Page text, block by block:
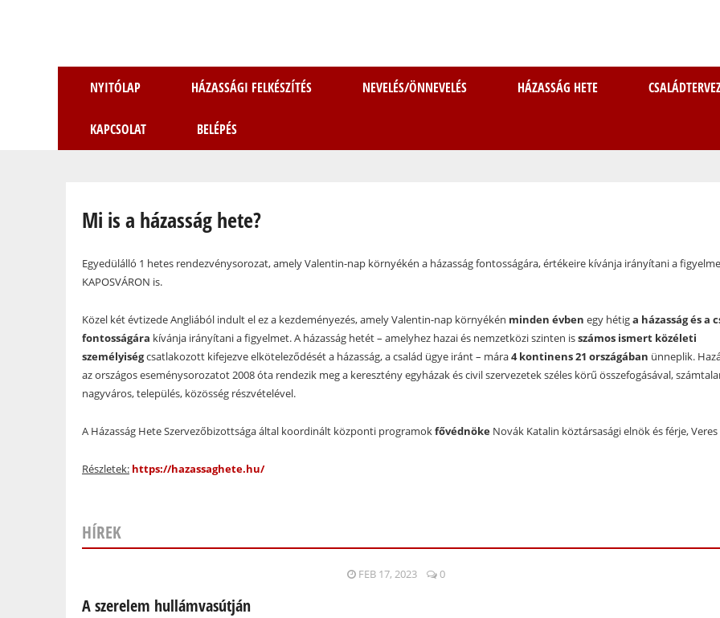
NYITÓLAP HÁZASSÁGI FELKÉSZÍTÉS NEVELÉS/ÖNNEVELÉS HÁZASSÁG HETE
KAPCSOLAT BELÉPÉS
Mi is a házasság hete?
Egyedülálló 1 hetes rendezvénysorozat, amely Valentin-nap környékén a házasság fontosságára, értékeire kívánja irányítani a
KAPOSVÁRON is.
Közel két évtizede Angliából indult el ez a kezdeményezés, amely Valentin-nap környékén minden évben egy hétiga házasság és a
fontosságára kívánja irányítani a figyelmet. A házasság hetét – amelyhez hazai és nemzetközi szinten isszámos ismert közéleti
személyiségcsatlakozott kifejezve elköteleződését a házasság, a család ügye iránt – mára4 kontinens 21 országában ünneplik.
az országos eseménysorozatot 2008 óta rendezik meg a keresztény egyházak és civil szervezetek széles körű összefogásával,
nagyváros, település, közösség részvételével.
A Házasság Hete Szervezőbizottsága által koordinált központi programokfővédnöke Novák Katalin köztársasági elnök és férje,
Részletek: https://hazassaghete.hu/
HÍREK
FEB 17, 2023 0
A szerelem hullámvasútján